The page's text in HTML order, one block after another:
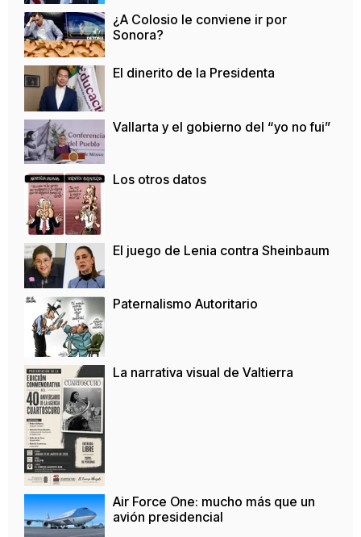
¿A Colosio le conviene ir por
Sonora?
El dinerito de la Presidenta
Vallarta y el gobierno del “yo no fui”
Los otros datos
El juego de Lenia contra Sheinbaum
Paternalismo Autoritario
La narrativa visual de Valtierra
Air Force One: mucho más que un
avión presidencial